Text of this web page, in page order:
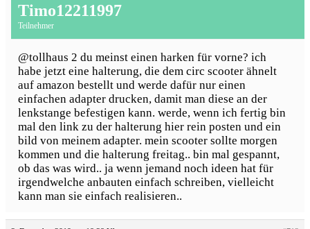
Timo12211997
Teilnehmer
@tollhaus 2 du meinst einen harken für vorne? ich
habe jetzt eine halterung, die dem circ scooter ähnelt
auf amazon bestellt und werde dafür nur einen
einfachen adapter drucken, damit man diese an der
lenkstange befestigen kann. werde, wenn ich fertig bin
mal den link zu der halterung hier rein posten und ein
bild von meinem adapter. mein scooter sollte morgen
kommen und die halterung freitag.. bin mal gespannt,
ob das was wird.. ja wenn jemand noch ideen hat für
irgendwelche anbauten einfach schreiben, vielleicht
kann man sie einfach realisieren..